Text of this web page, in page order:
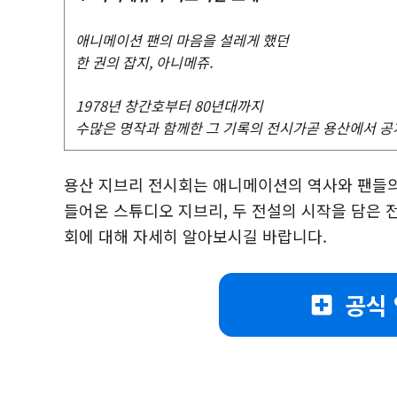
애니메이션 팬의 마음을 설레게 했던
한 권의 잡지, 아니메쥬.
1978년 창간호부터 80년대까지
수많은 명작과 함께한 그 기록의 전시가곧 용산에서
용산 지브리 전시회는 애니메이션의 역사와 팬
들어온 스튜디오 지브리, 두 전설의 시작을 담은
회에 대해 자세히 알아보시길 바랍니다.
공식